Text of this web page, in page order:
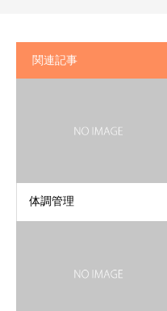
関連記事
体調管理